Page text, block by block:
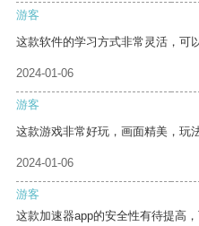
游客
这款软件的学习方式非常灵活，可
2024-01-06
游客
这款游戏非常好玩，画面精美，玩
2024-01-06
游客
这款加速器app的安全性有待提高